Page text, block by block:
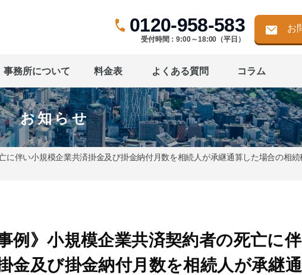
0120-958-583
受付時間：9:00～18:00（平日）
お
事務所について 料金表 よくある質問 コラム
お知らせ
に伴い小規模企業共済掛金及び掛金納付月数を相続人が承継通算した場合の相続
例》小規模企業共済契約者の死亡に
金及び掛金納付月数を相続人が承継